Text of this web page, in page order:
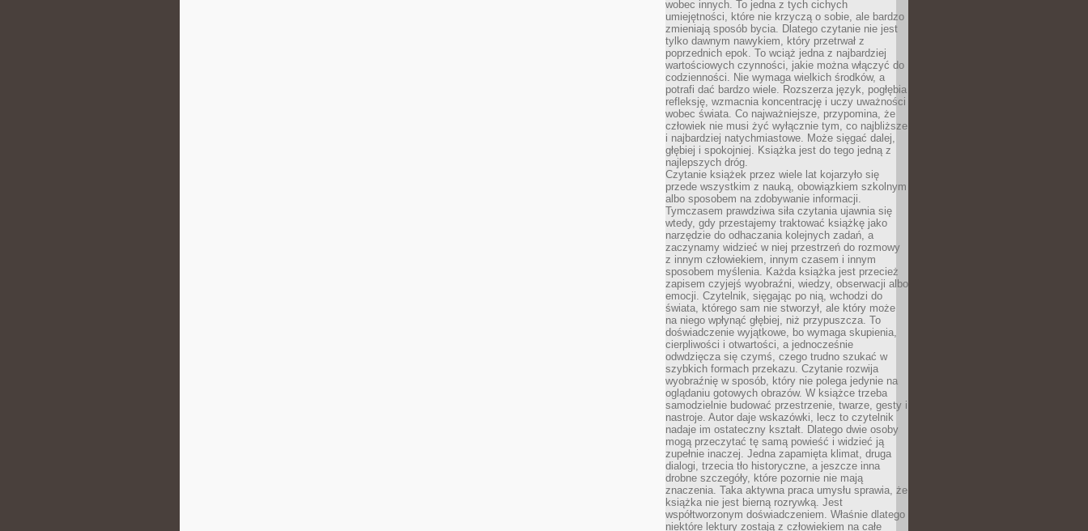
wobec innych. To jedna z tych cichych
umiejętności, które nie krzyczą o sobie, ale bardzo
zmieniają sposób bycia. Dlatego czytanie nie jest
tylko dawnym nawykiem, który przetrwał z
poprzednich epok. To wciąż jedna z najbardziej
wartościowych czynności, jakie można włączyć do
codzienności. Nie wymaga wielkich środków, a
potrafi dać bardzo wiele. Rozszerza język, pogłębia
refleksję, wzmacnia koncentrację i uczy uważności
wobec świata. Co najważniejsze, przypomina, że
człowiek nie musi żyć wyłącznie tym, co najbliższe
i najbardziej natychmiastowe. Może sięgać dalej,
głębiej i spokojniej. Książka jest do tego jedną z
najlepszych dróg.
Czytanie książek przez wiele lat kojarzyło się
przede wszystkim z nauką, obowiązkiem szkolnym
albo sposobem na zdobywanie informacji.
Tymczasem prawdziwa siła czytania ujawnia się
wtedy, gdy przestajemy traktować książkę jako
narzędzie do odhaczania kolejnych zadań, a
zaczynamy widzieć w niej przestrzeń do rozmowy
z innym człowiekiem, innym czasem i innym
sposobem myślenia. Każda książka jest przecież
zapisem czyjejś wyobraźni, wiedzy, obserwacji albo
emocji. Czytelnik, sięgając po nią, wchodzi do
świata, którego sam nie stworzył, ale który może
na niego wpłynąć głębiej, niż przypuszcza. To
doświadczenie wyjątkowe, bo wymaga skupienia,
cierpliwości i otwartości, a jednocześnie
odwdzięcza się czymś, czego trudno szukać w
szybkich formach przekazu. Czytanie rozwija
wyobraźnię w sposób, który nie polega jedynie na
oglądaniu gotowych obrazów. W książce trzeba
samodzielnie budować przestrzenie, twarze, gesty i
nastroje. Autor daje wskazówki, lecz to czytelnik
nadaje im ostateczny kształt. Dlatego dwie osoby
mogą przeczytać tę samą powieść i widzieć ją
zupełnie inaczej. Jedna zapamięta klimat, druga
dialogi, trzecia tło historyczne, a jeszcze inna
drobne szczegóły, które pozornie nie mają
znaczenia. Taka aktywna praca umysłu sprawia, że
książka nie jest bierną rozrywką. Jest
współtworzonym doświadczeniem. Właśnie dlatego
niektóre lektury zostają z człowiekiem na całe